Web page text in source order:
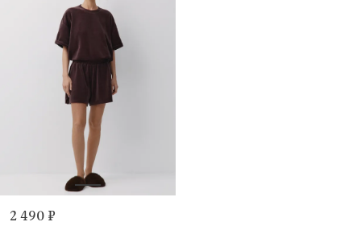
2 490 ₽